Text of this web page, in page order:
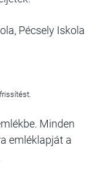
Pécsely Iskola
Minden
emléklapját a